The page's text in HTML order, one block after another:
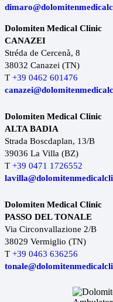
Dolomiten Medical Clinic
CANAZEI
Stréda de Cercenà, 8
38032 Canazei (TN)
T +39 0462 601476
Dolomiten Medical Clinic
ALTA BADIA
Strada Boscdaplan, 13/B
39036 La Villa (BZ)
T +39 0471 1726552
Dolomiten Medical Clinic
PASSO DEL TONALE
Via Circonvallazione 2/B
38029 Vermiglio (TN)
T +39 0463 636256